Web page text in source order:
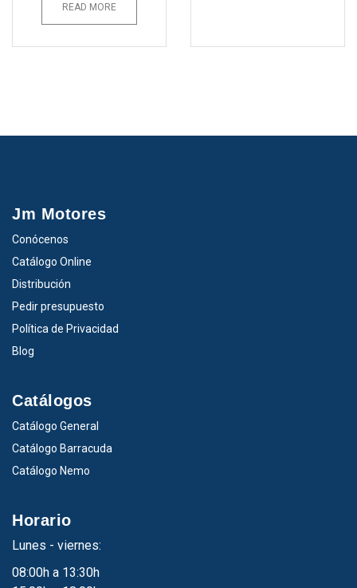
READ MORE
Jm Motores
Conócenos
Catálogo Online
Distribución
Pedir presupuesto
Política de Privacidad
Blog
Catálogos
Catálogo General
Catálogo Barracuda
Catálogo Nemo
Horario
Lunes - viernes:
08:00h a 13:30h